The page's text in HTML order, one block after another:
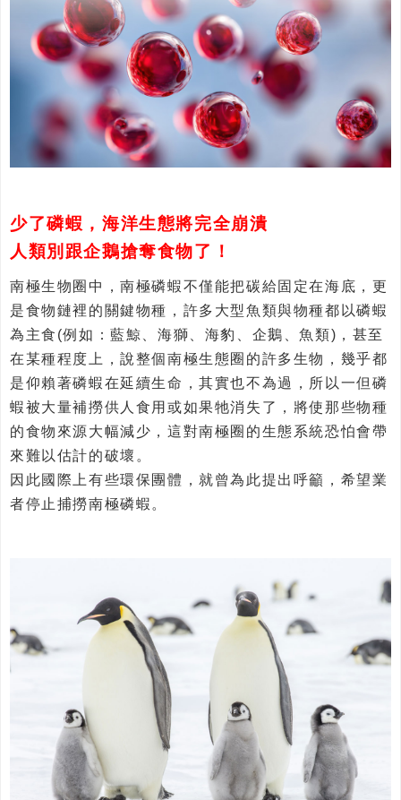
少了磷蝦，海洋生態將完全崩潰
人類別跟企鵝搶奪食物了！
南極生物圈中，南極磷蝦不僅能把碳給固定在海底，更
是食物鏈裡的關鍵物種，許多大型魚類與物種都以磷蝦
為主食(例如：藍鯨、海獅、海豹、企鵝、魚類)，甚至
在某種程度上，說整個南極生態圈的許多生物，幾乎都
是仰賴著磷蝦在延續生命，其實也不為過，所以一但磷
蝦被大量補撈供人食用或如果牠消失了，將使那些物種
的食物來源大幅減少，這對南極圈的生態系統恐怕會帶
來難以估計的破壞。
因此國際上有些環保團體，就曾為此提出呼籲，希望業
者停止捕撈南極磷蝦。